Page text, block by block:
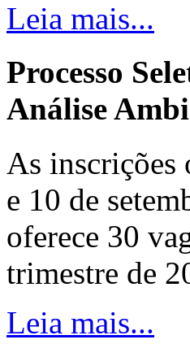
Leia mais...
Processo
Análise
As inscrições
e 10 de
oferece 30
trimestre de
Leia mais...